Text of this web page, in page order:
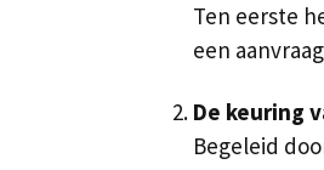
Ten eerste
een
De keuring
Begeleid